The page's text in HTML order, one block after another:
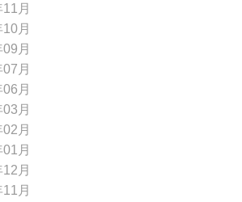
月
月
月
月
月
月
月
月
月
月